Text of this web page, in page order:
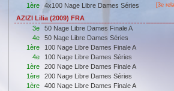
1ère
4x100 Nage Libre Dames Séries [3e
AZIZI Lilia (2009) FRA
3e
50 Nage Libre Dames Finale A
4e
50 Nage Libre Dames Séries
1ère
100 Nage Libre Dames Finale A
4e
100 Nage Libre Dames Séries
1ère
200 Nage Libre Dames Finale A
1ère
200 Nage Libre Dames Séries
1ère
400 Nage Libre Dames Finale A